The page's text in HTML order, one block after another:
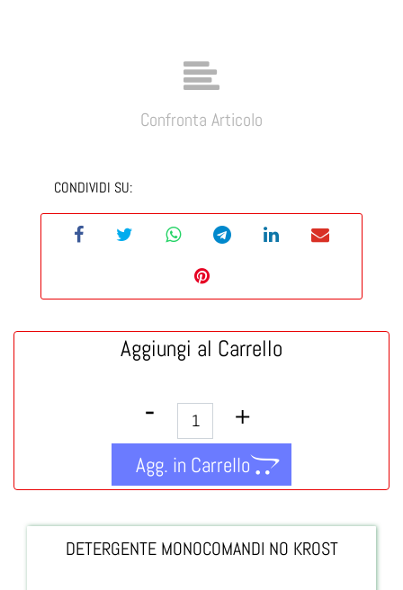
Confronta Articolo
CONDIVIDI SU:
Aggiungi al Carrello
Quantità
Agg. in Carrello
DETERGENTE MONOCOMANDI NO KROST